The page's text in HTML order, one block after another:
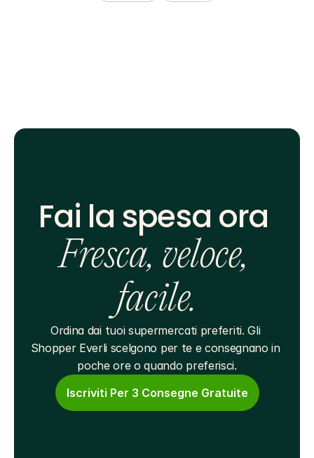
Fai la spesa ora
Fresca, veloce,
facile.
Ordina dai tuoi supermercati preferiti. Gli
Shopper Everli scelgono per te e consegnano in
poche ore o quando preferisci.
Iscriviti Per 3 Consegne Gratuite